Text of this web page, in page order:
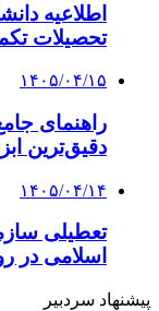
اطلاعیه
تحصیلات
۱۴۰۵/۰۴/۱۵
راهنمای
دقیق‌ترین
۱۴۰۵/۰۴/۱۴
تعطیلی
اسلامی در
پیشنهاد سردبیر